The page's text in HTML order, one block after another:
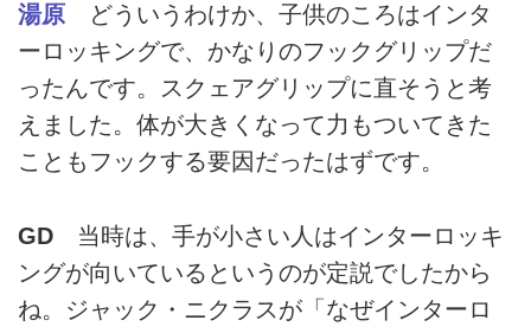
湯原 どういうわけか、子供のころはインタ
ーロッキングで、かなりのフックグリップだ
ったんです。スクェアグリップに直そうと考
えました。体が大きくなって力もついてきた
こともフックする要因だったはずです。
GD 当時は、手が小さい人はインターロッキ
ングが向いているというのが定説でしたから
ね。ジャック・ニクラスが「なぜインターロ